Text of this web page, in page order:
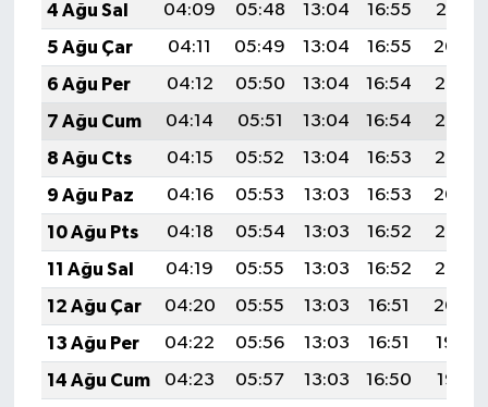
4 Ağu Sal
04:09 05:48 13:04 16:55
20:10
5 Ağu Çar
04:11 05:49 13:04 16:55
20:09
6 Ağu Per
04:12 05:50 13:04 16:54
20:08
7 Ağu Cum
04:14 05:51 13:04 16:54
20:06
8 Ağu Cts
04:15 05:52 13:04 16:53
20:05
9 Ağu Paz
04:16 05:53 13:03 16:53
20:04
10 Ağu Pts
04:18 05:54 13:03 16:52
20:03
11 Ağu Sal
04:19 05:55 13:03 16:52
20:02
12 Ağu Çar
04:20 05:55 13:03 16:51
20:00
13 Ağu Per
04:22 05:56 13:03 16:51
19:59
14 Ağu Cum
04:23 05:57 13:03 16:50
19:58